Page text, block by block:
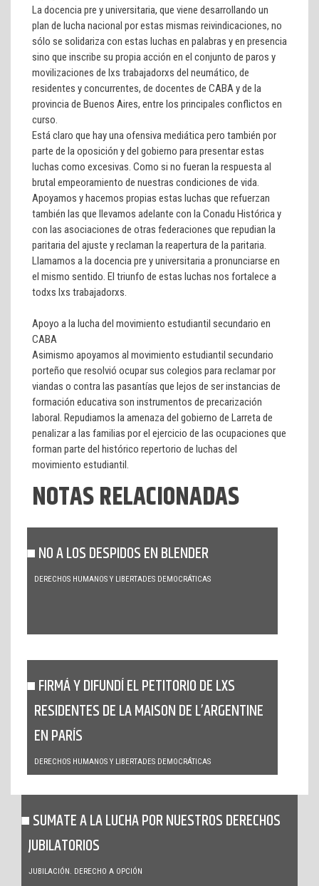
La docencia pre y universitaria, que viene desarrollando un
plan de lucha nacional por estas mismas reivindicaciones, no
sólo se solidariza con estas luchas en palabras y en presencia
sino que inscribe su propia acción en el conjunto de paros y
movilizaciones de lxs trabajadorxs del neumático, de
residentes y concurrentes, de docentes de CABA y de la
provincia de Buenos Aires, entre los principales conflictos en
curso.
Está claro que hay una ofensiva mediática pero también por
parte de la oposición y del gobierno para presentar estas
luchas como excesivas. Como si no fueran la respuesta al
brutal empeoramiento de nuestras condiciones de vida.
Apoyamos y hacemos propias estas luchas que refuerzan
también las que llevamos adelante con la Conadu Histórica y
con las asociaciones de otras federaciones que repudian la
paritaria del ajuste y reclaman la reapertura de la paritaria.
Llamamos a la docencia pre y universitaria a pronunciarse en
el mismo sentido. El triunfo de estas luchas nos fortalece a
todxs lxs trabajadorxs.
Apoyo a la lucha del movimiento estudiantil secundario en
CABA
Asimismo apoyamos al movimiento estudiantil secundario
porteño que resolvió ocupar sus colegios para reclamar por
viandas o contra las pasantías que lejos de ser instancias de
formación educativa son instrumentos de precarización
laboral. Repudiamos la amenaza del gobierno de Larreta de
penalizar a las familias por el ejercicio de las ocupaciones que
forman parte del histórico repertorio de luchas del
movimiento estudiantil.
NOTAS RELACIONADAS
NO A LOS DESPIDOS EN BLENDER
DERECHOS HUMANOS Y LIBERTADES DEMOCRÁTICAS
FIRMÁ Y DIFUNDÍ EL PETITORIO DE LXS
RESIDENTES DE LA MAISON DE L’ARGENTINE
EN PARÍS
DERECHOS HUMANOS Y LIBERTADES DEMOCRÁTICAS
SUMATE A LA LUCHA POR NUESTROS DERECHOS
JUBILATORIOS
JUBILACIÓN. DERECHO A OPCIÓN